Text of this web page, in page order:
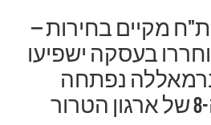
מקיים בחירות –
בעסקה ישפיעו
נפתחה
היום הועידה ה-8 של ארגון הטרור